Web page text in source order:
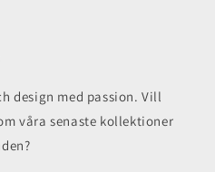
design med passion. Vill
våra senaste kollektioner